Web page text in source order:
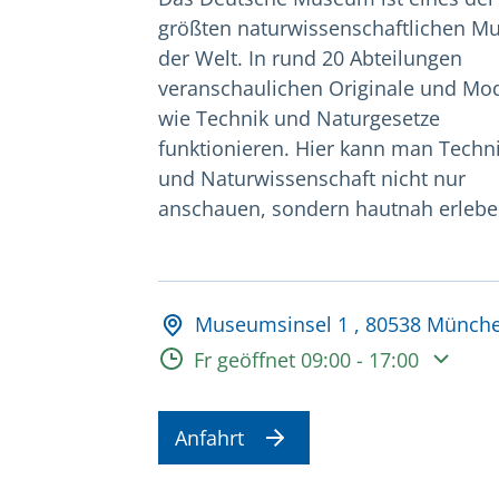
größten naturwissenschaftlichen
der Welt. In rund 20 Abteilungen
veranschaulichen Originale und
wie Technik und Naturgesetze
funktionieren. Hier kann man
und Naturwissenschaft nicht nur
anschauen, sondern hautnah
Adresse und
Museumsinsel 1 , 80538
Öffnungszeiten
Fr geöffnet 09:00 - 17:00
Anfahrt